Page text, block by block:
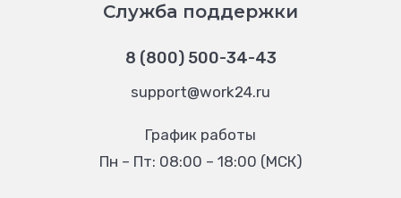
Служба поддержки
8 (800) 500-34-43
support@work24.ru
График работы
Пн – Пт: 08:00 – 18:00 (МСК)